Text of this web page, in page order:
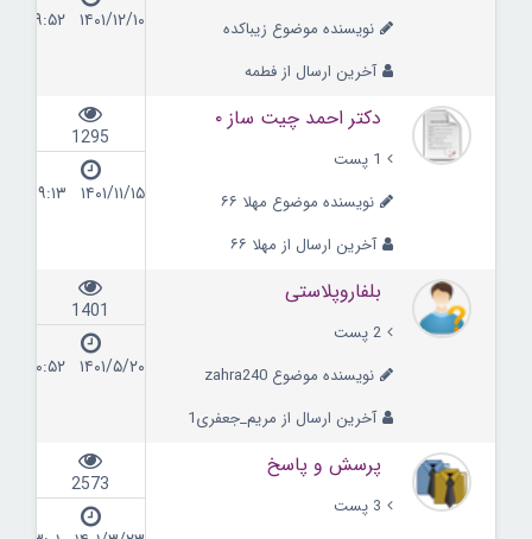
نویسنده موضوع زیباکده
آخرین ارسال از فطمه
۱۴۰۱/۱۲/۱۰ ۱۹:۵۲
دکتر احمد چیت ساز ۰
1 پست
نویسنده موضوع مهلا ۶۶
آخرین ارسال از مهلا ۶۶
1295
۱۴۰۱/۱۱/۱۵ ۱۹:۱۳
بلفاروپلاستی
2 پست
نویسنده موضوع zahra240
آخرین ارسال از مریم_جعفری1
1401
۱۴۰۱/۵/۲۰ ۲۰:۵۲
پرسش و پاسخ
3 پست
2573